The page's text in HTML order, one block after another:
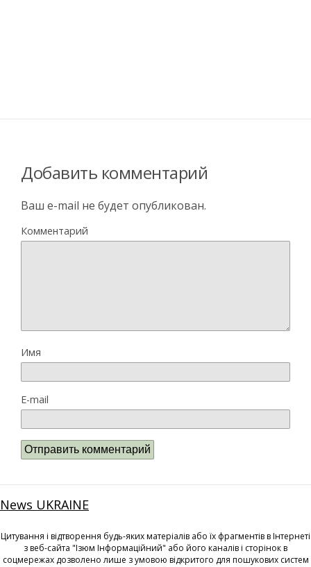
Добавить комментарий
Ваш e-mail не будет опубликован.
Комментарий
Имя
E-mail
News UKRAINE
Цитування і відтворення будь-яких матеріалів або їх фрагментів в Інтернеті
з веб-сайта "Ізюм Інформаційний" або його каналів і сторінок в
соцмережах дозволено лише з умовою відкритого для пошукових систем